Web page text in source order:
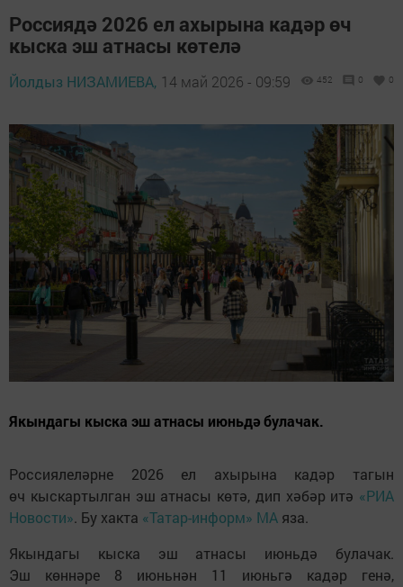
Россиядә 2026 ел ахырына кадәр өч
кыска эш атнасы көтелә
Йолдыз НИЗАМИЕВА, 14 май 2026 - 09:59 452 0 0
Якындагы кыска эш атнасы июньдә булачак.
Россиялеләрне 2026 ел ахырына кадәр тагын
өч кыскартылган эш атнасы көтә, дип хәбәр итә «РИА
Новости». Бу хакта «Татар-информ» МА яза.
Якындагы кыска эш атнасы июньдә булачак.
Эш көннәре 8 июньнән 11 июньгә кадәр генә,